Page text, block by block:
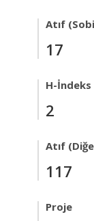
Atıf
17
H-
2
Atıf
117
Proje